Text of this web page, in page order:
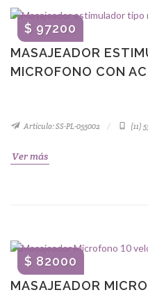
MASAJEADOR
MICROFONO CON
$ 97200
Artículo: SS-PL-055002 (11)
Ver más
MASAJEADOR
$ 82000